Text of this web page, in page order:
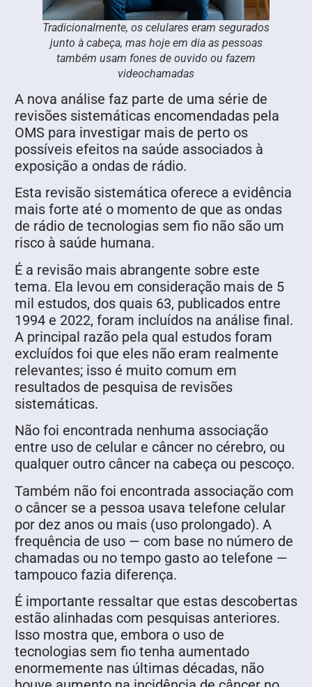
Tradicionalmente, os celulares eram segurados
junto à cabeça, mas hoje em dia as pessoas
também usam fones de ouvido ou fazem
videochamadas
A nova análise faz parte de uma série de
revisões sistemáticas encomendadas pela
OMS para investigar mais de perto os
possíveis efeitos na saúde associados à
exposição a ondas de rádio.
Esta revisão sistemática oferece a evidência
mais forte até o momento de que as ondas
de rádio de tecnologias sem fio não são um
risco à saúde humana.
É a revisão mais abrangente sobre este
tema. Ela levou em consideração mais de 5
mil estudos, dos quais 63, publicados entre
1994 e 2022, foram incluídos na análise final.
A principal razão pela qual estudos foram
excluídos foi que eles não eram realmente
relevantes; isso é muito comum em
resultados de pesquisa de revisões
sistemáticas.
Não foi encontrada nenhuma associação
entre uso de celular e câncer no cérebro, ou
qualquer outro câncer na cabeça ou pescoço.
Também não foi encontrada associação com
o câncer se a pessoa usava telefone celular
por dez anos ou mais (uso prolongado). A
frequência de uso — com base no número de
chamadas ou no tempo gasto ao telefone —
tampouco fazia diferença.
É importante ressaltar que estas descobertas
estão alinhadas com pesquisas anteriores.
Isso mostra que, embora o uso de
tecnologias sem fio tenha aumentado
enormemente nas últimas décadas, não